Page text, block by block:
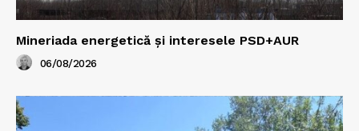
Mineriada energetică și interesele PSD+AUR
06/08/2026